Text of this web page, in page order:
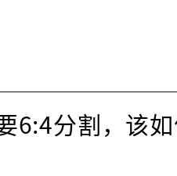
6:4分割，该